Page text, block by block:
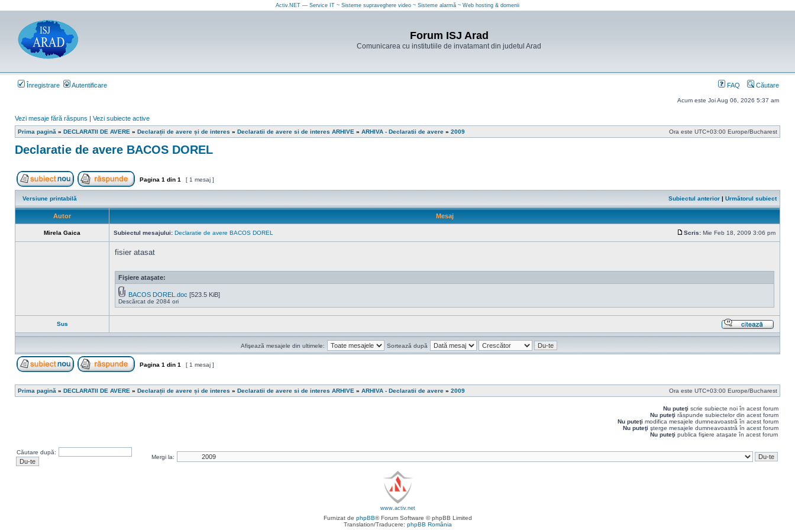
Activ.NET — Service IT ~ Sisteme supraveghere video ~ Sisteme alarmă ~ Web hosting & domenii
Forum ISJ Arad
Comunicarea cu institutiile de invatamant din judetul Arad
Înregistrare Autentificare FAQ Căutare
Acum este Joi Aug 06, 2026 5:37 am
Vezi mesaje fără răspuns | Vezi subiecte active
Prima pagină » DECLARATII DE AVERE » Declarații de avere și de interes » Declaratii de avere si de interes ARHIVE » ARHIVA - Declaratii de avere » 2009 Ora este UTC+03:00 Europe/Bucharest
Declaratie de avere BACOS DOREL
Scrie un subiect nou Răspunde la subiect
Pagina 1 din 1 [ 1 mesaj ]
Versiune printabilă Subiectul anterior | Următorul subiect
Autor Mesaj
Mirela Gaica Subiectul mesajului: Declaratie de avere BACOS DOREL
Scris: Mie Feb 18, 2009 3:06 pm
fisier atasat
Fişiere ataşate:
BACOS DOREL.doc [523.5 KiB]
Descărcat de 2084 ori
Sus
cu
Afişează mesajele din ultimele: Sortează după
Pagina 1 din 1 [ 1 mesaj ]
Prima pagină » DECLARATII DE AVERE » Declarații de avere și de interes » Declaratii de avere si de interes ARHIVE » ARHIVA - Declaratii de avere » 2009 Ora este UTC+03:00 Europe/Bucharest
Nu puteţi scrie subiecte noi în acest forum
Nu puteţi răspunde subiectelor din acest forum
Nu puteţi modifica mesajele dumneavoastră în acest forum
Nu puteţi şterge mesajele dumneavoastră în acest forum
Nu puteţi publica fişiere ataşate în acest forum
Căutare după:
Mergi la:
www.activ.net
Furnizat de phpBB® Forum Software © phpBB Limited
Translation/Traducere: phpBB România